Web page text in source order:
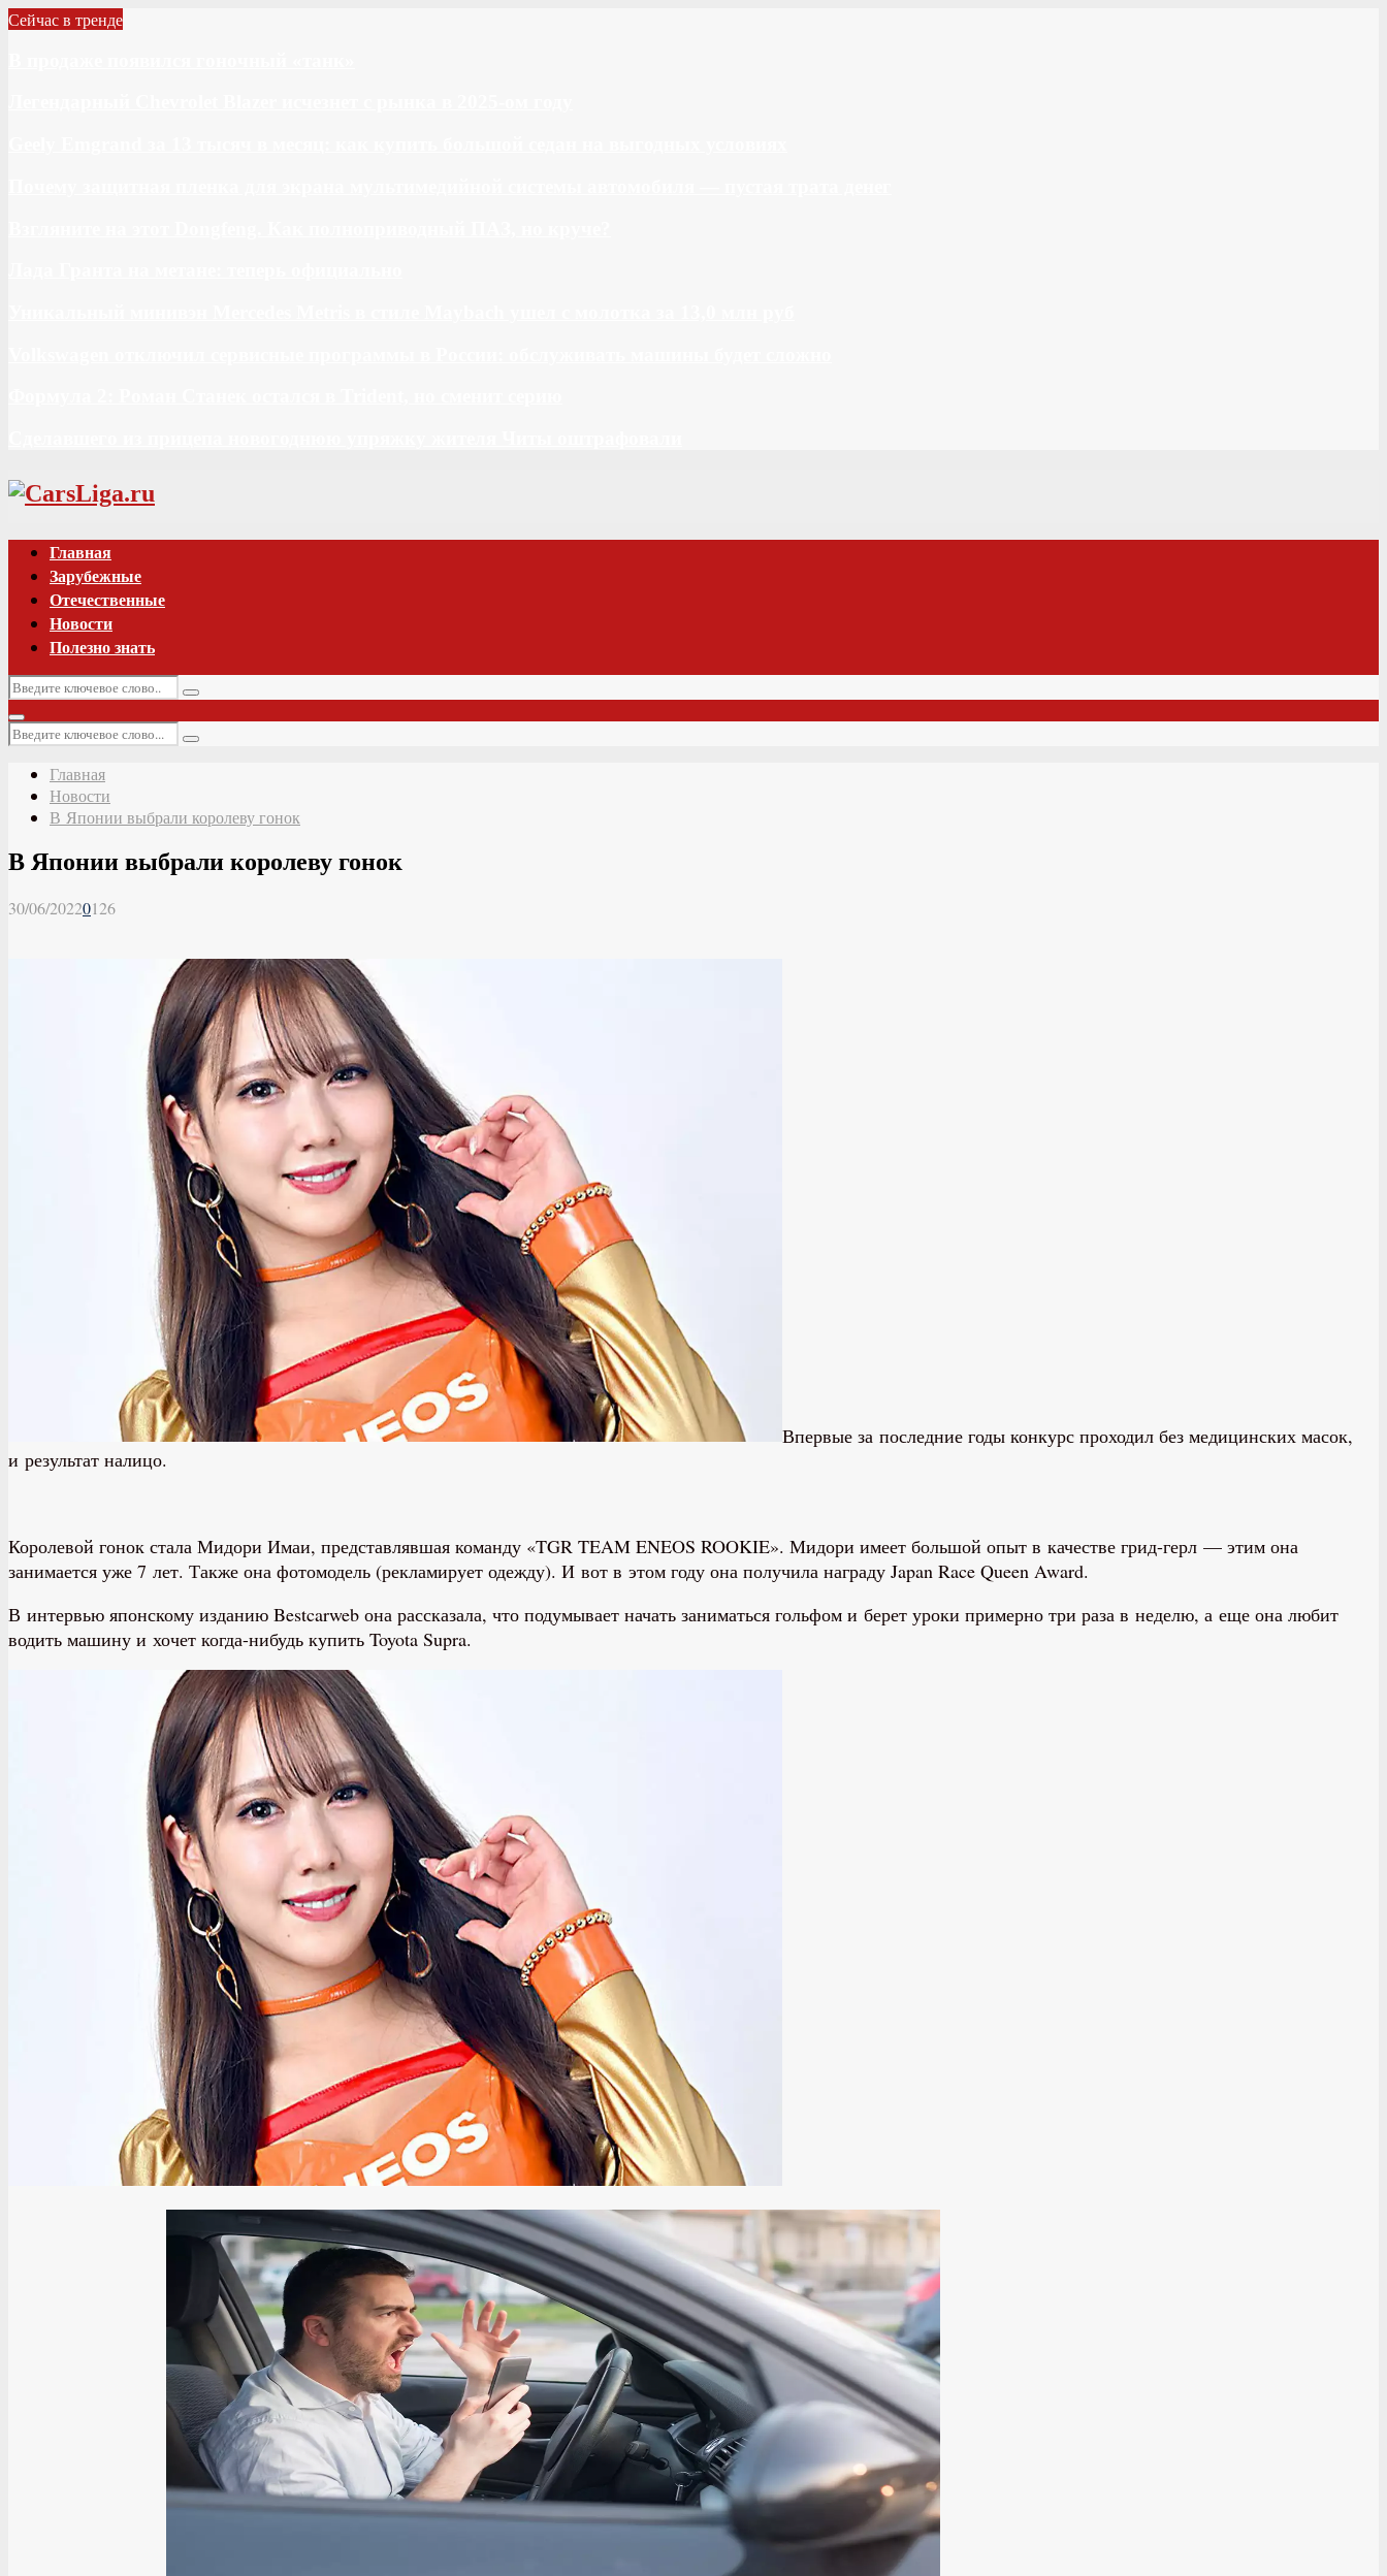
Сейчас в тренде
Vk
Главная
Зарубежные
Отечественные
Новости
Полезно знать
Искать:
Поиск
Основное
меню
Искать:
Поиск
Главная
Новости
В Японии выбрали королеву гонок
В Японии выбрали королеву гонок
30/06/20220126
Впервые за последние годы конкурс проходил без медицинских масок,
и результат налицо.
Королевой гонок стала Мидори Имаи, представлявшая команду «TGR TEAM ENEOS ROOKIE». Мидори имеет большой опыт в качестве грид-герл — этим она
занимается уже 7 лет. Также она фотомодель (рекламирует одежду). И вот в этом году она получила награду Japan Race Queen Award.
В интервью японскому изданию Bestcarweb она рассказала, что подумывает начать заниматься гольфом и берет уроки примерно три раза в неделю, а еще она любит
водить машину и хочет когда-нибудь купить Toyota Supra.